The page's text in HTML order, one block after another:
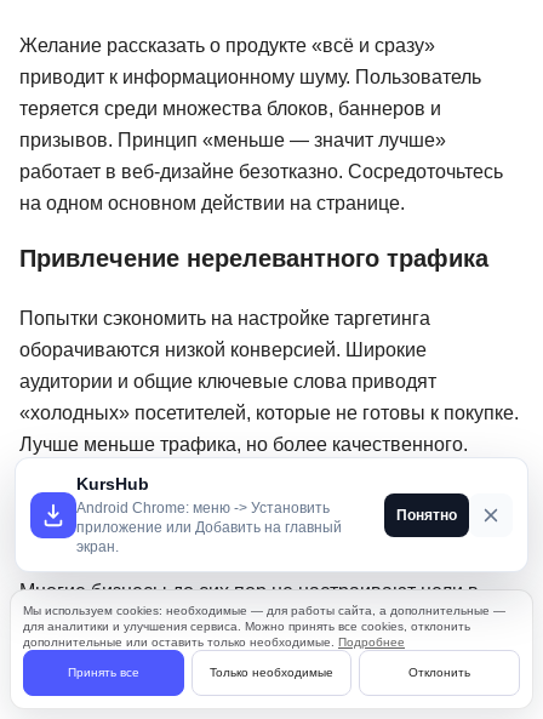
Желание рассказать о продукте «всё и сразу»
приводит к информационному шуму. Пользователь
теряется среди множества блоков, баннеров и
призывов. Принцип «меньше — значит лучше»
работает в веб-дизайне безотказно. Сосредоточьтесь
на одном основном действии на странице.
Привлечение нерелевантного трафика
Попытки сэкономить на настройке таргетинга
оборачиваются низкой конверсией. Широкие
аудитории и общие ключевые слова приводят
«холодных» посетителей, которые не готовы к покупке.
Лучше меньше трафика, но более качественного.
Отсутствие системы отслеживания
Работа без аналитики — это стрельба в темноте.
Многие бизнесы до сих пор не настраивают цели в
Яндекс Метрике или Google Analytics, полагаясь на
«общие ощущения» от эффективности. Без данных
невозможно принимать обоснованные решения.
Мы используем cookies: необходимые — для работы сайта, а дополнительные —
для аналитики и улучшения сервиса. Можно принять все cookies, отклонить
дополнительные или оставить только необходимые. Подробнее
Принять все Только необходимые Отклонить
KursHub
Android Chrome: меню -> Установить
приложение или Добавить на главный
экран.
Понятно